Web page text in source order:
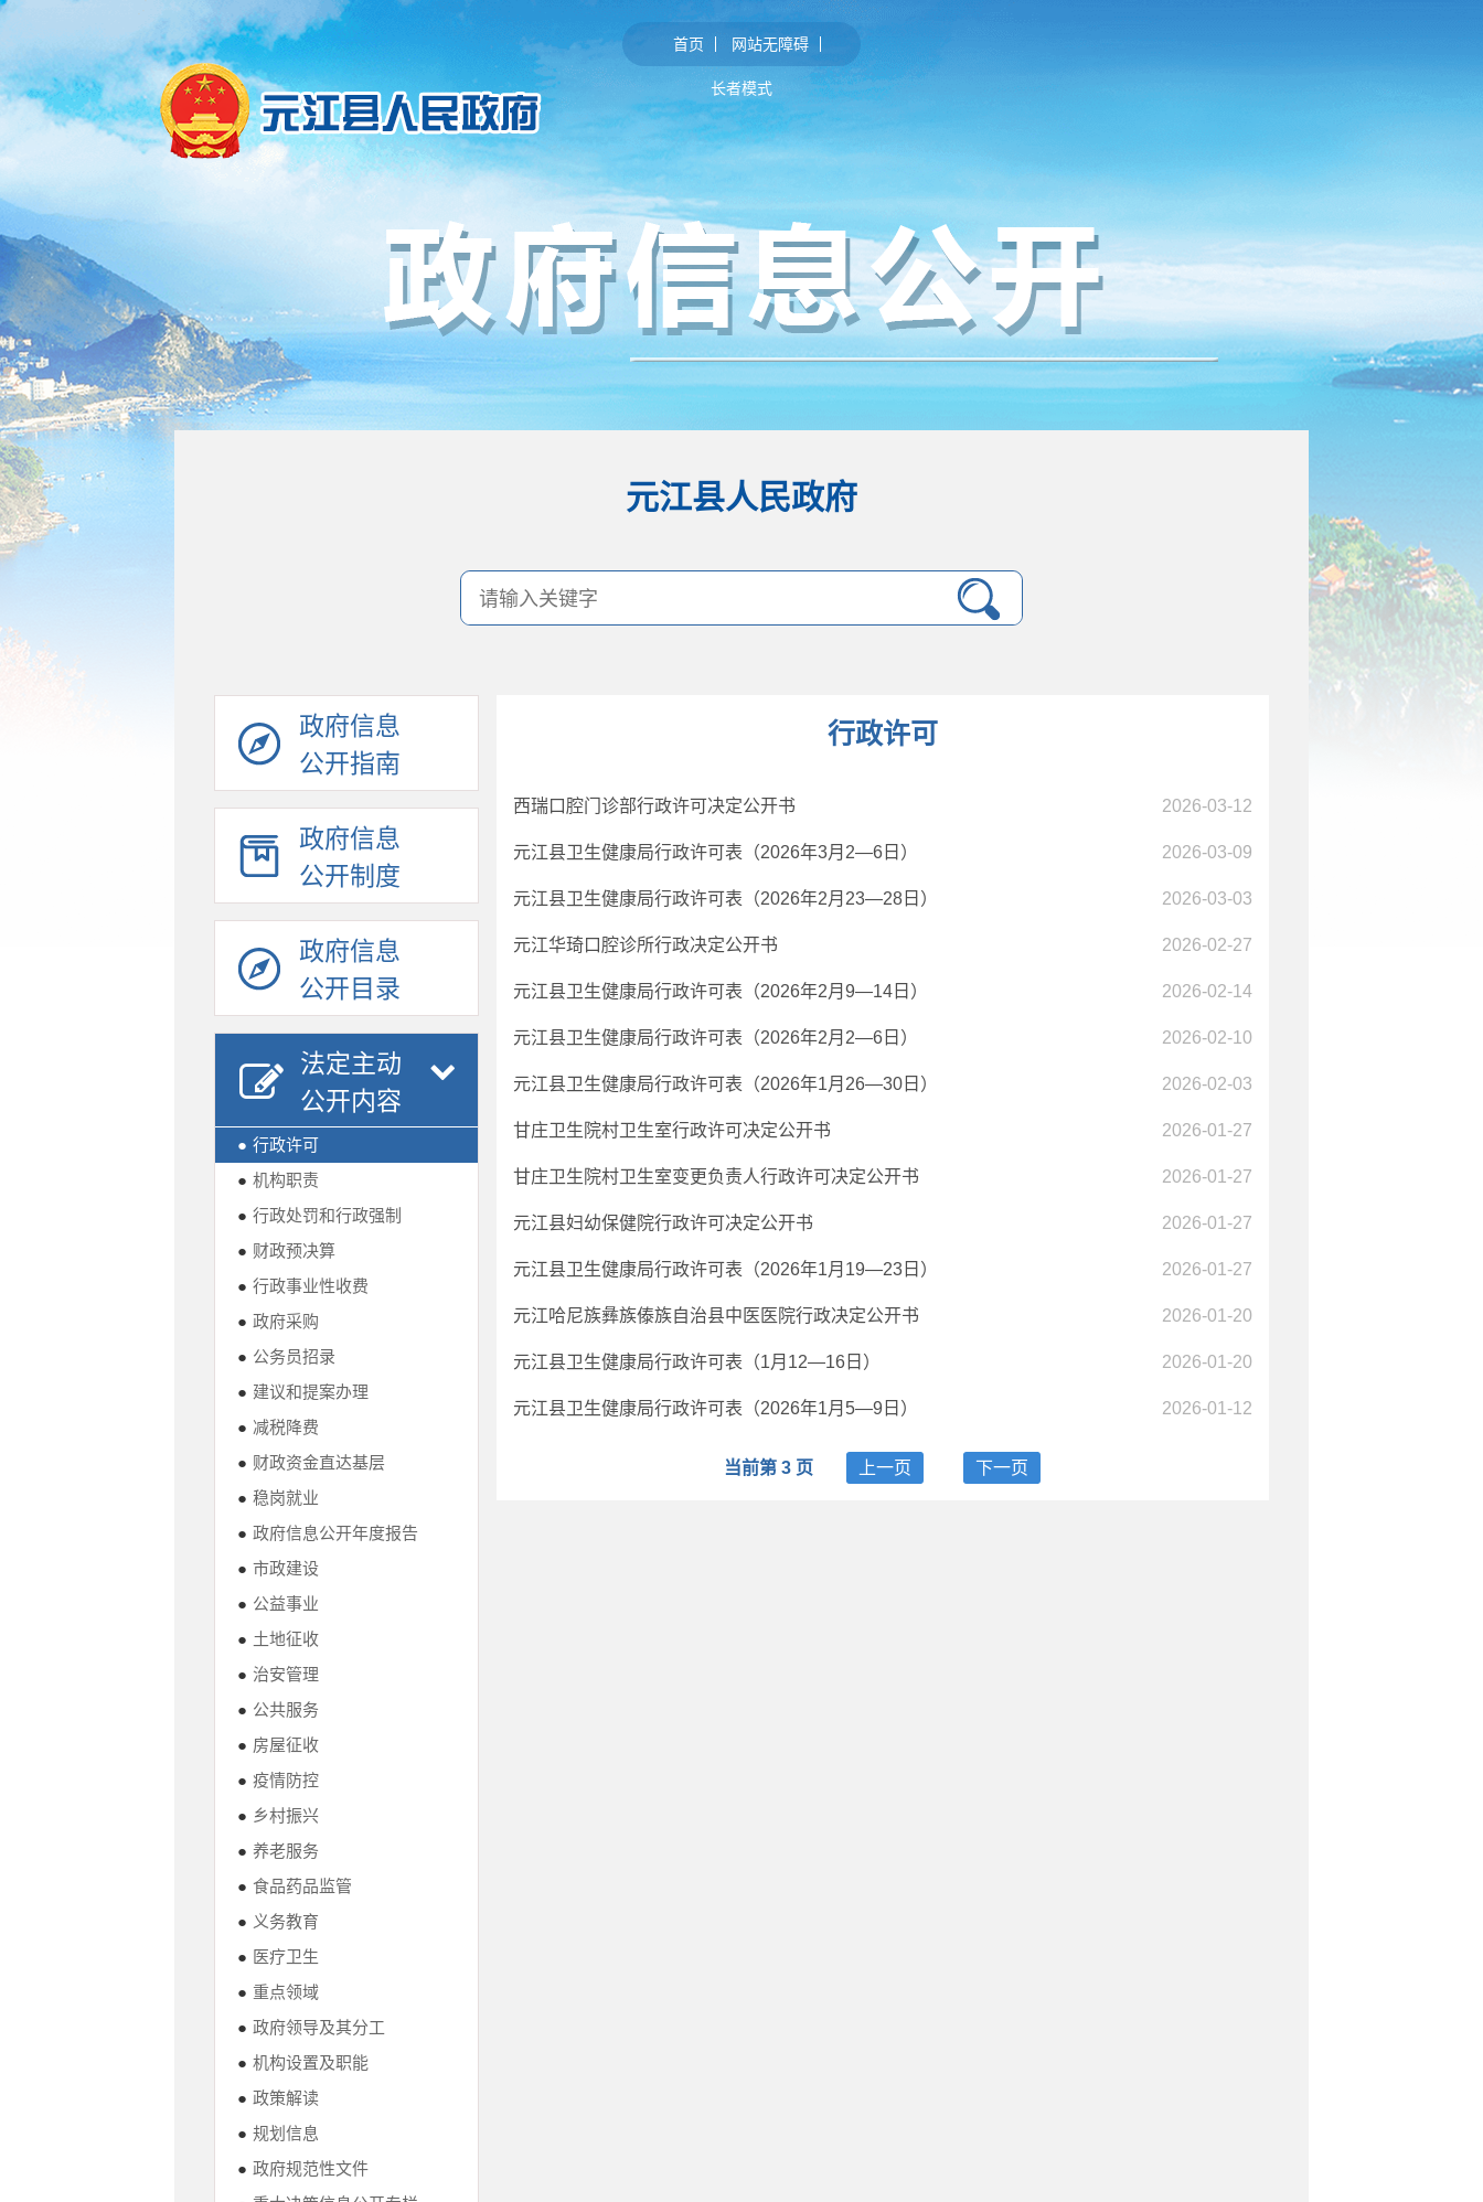
首页 网站无障碍
长者模式
元江县人民政府
行政许可
政府信息
公开指南
政府信息
公开制度
政府信息
公开目录
法定主动
公开内容
● 行政许可
● 机构职责
● 行政处罚和行政强制
● 财政预决算
● 行政事业性收费
● 政府采购
● 公务员招录
● 建议和提案办理
● 减税降费
● 财政资金直达基层
● 稳岗就业
● 政府信息公开年度报告
● 市政建设
● 公益事业
● 土地征收
● 治安管理
● 公共服务
● 房屋征收
● 疫情防控
● 乡村振兴
● 养老服务
● 食品药品监管
● 义务教育
● 医疗卫生
● 重点领域
● 政府领导及其分工
● 机构设置及职能
● 政策解读
● 规划信息
● 政府规范性文件
西瑞口腔门诊部行政许可决定公开书 2026-03-12
元江县卫生健康局行政许可表（2026年3月2—6日） 2026-03-09
元江县卫生健康局行政许可表（2026年2月23—28日） 2026-03-03
元江华琦口腔诊所行政决定公开书 2026-02-27
元江县卫生健康局行政许可表（2026年2月9—14日） 2026-02-14
元江县卫生健康局行政许可表（2026年2月2—6日） 2026-02-10
元江县卫生健康局行政许可表（2026年1月26—30日） 2026-02-03
甘庄卫生院村卫生室行政许可决定公开书 2026-01-27
甘庄卫生院村卫生室变更负责人行政许可决定公开书 2026-01-27
元江县妇幼保健院行政许可决定公开书 2026-01-27
元江县卫生健康局行政许可表（2026年1月19—23日） 2026-01-27
元江哈尼族彝族傣族自治县中医医院行政决定公开书 2026-01-20
元江县卫生健康局行政许可表（1月12—16日） 2026-01-20
元江县卫生健康局行政许可表（2026年1月5—9日） 2026-01-12
当前第 3 页 上一页 下一页